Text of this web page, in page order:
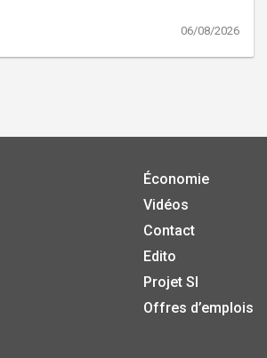
06/08/2026
Économie
Vidéos
Contact
Edito
Projet SI
Offres d’emplois